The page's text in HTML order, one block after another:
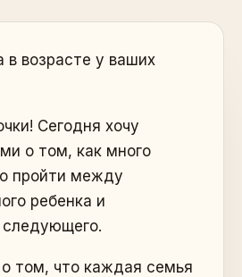
в возрасте у ваших
Сегодня хочу
о том, как много
пройти между
ребенка и
том, что каждая семья